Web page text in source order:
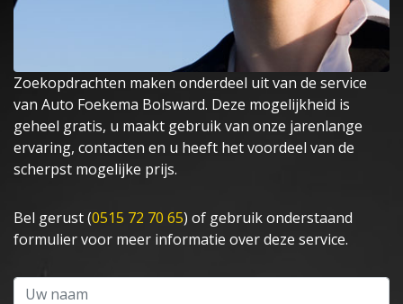
Zoekopdrachten maken onderdeel uit van de service
van Auto Foekema Bolsward. Deze mogelijkheid is
geheel gratis, u maakt gebruik van onze jarenlange
ervaring, contacten en u heeft het voordeel van de
scherpst mogelijke prijs.
Bel gerust (0515 72 70 65) of gebruik onderstaand
formulier voor meer informatie over deze service.
Naam